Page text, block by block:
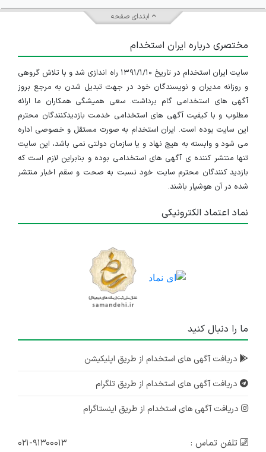
ابتدای صفحه
مختصری درباره ایران استخدام
سایت ایران استخدام در تاریخ ۱۳۹۱/۱/۱۰ راه اندازی شد و با تلاش گروهی
و روزانه مدیران و نویسندگان خود در جهت تبدیل شدن به مرجع بروز
آگهی های استخدامی گام برداشت. سعی همیشگی همکاران ما ارائه
مطلوب و با کیفیت آگهی های استخدامی خدمت بازدیدکنندگان محترم
این سایت بوده است. ایران استخدام به صورت مستقل و خصوصی اداره
می شود و وابسته به هیچ نهاد و یا سازمان دولتی نمی باشد، این سایت
تنها منتشر کننده ی آگهی های استخدامی بوده و بنابراین لازم است که
بازدید کنندگان محترم سایت خود نسبت به صحت و سقم اخبار منتشر
شده در آن هوشیار باشند.
نماد اعتماد الکترونیکی
ما را دنبال کنید
دریافت آگهی های استخدام از طریق اپلیکیشن
دریافت آگهی های استخدام از طریق تلگرام
دریافت آگهی های استخدام از طریق اینستاگرام
تلفن تماس : ۰۲۱-۹۱۳۰۰۰۱۳